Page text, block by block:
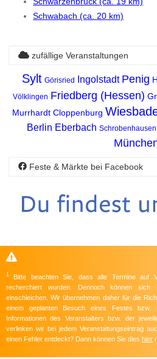
Schwabach (ca. 20 km)
zufällige Veranstaltungen
Sylt Görisried Ingolstadt Penig
Völklingen Friedberg (Hessen)
Murrhardt Cloppenburg
Berlin Eberbach Schrobenhausen
Feste & Märkte bei Facebook
1 Bitte beachten Sie, dass alle Termine auf
recherchiert wurden. Dennoch können sich
einschleichen. Wir übernehmen daher für die
einem geplanten Besuch eines Festes bzw.
Informationen des Veranstalters bzw. der
verlinken wir bei jedem Veranstaltungseintrag
einen Fehler entdeckt? Dann können Sie dies hier